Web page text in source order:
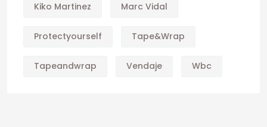
Kiko Martinez Marc Vidal
Protectyourself Tape&wrap
Tapeandwrap Vendaje Wbc